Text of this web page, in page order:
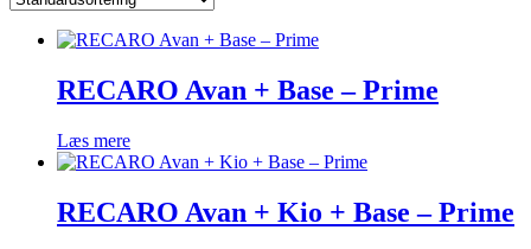
RECARO Avan + Base – Prime
Læs mere
RECARO Avan + Kio + Base – Prime